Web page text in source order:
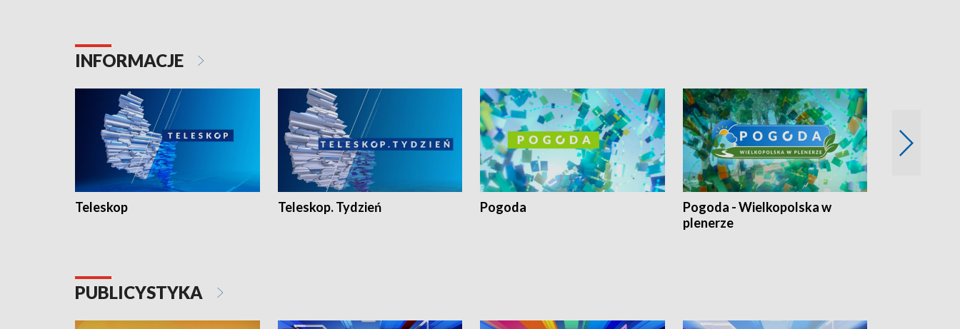
INFORMACJE
Teleskop Teleskop. Tydzień Pogoda
Pogoda - Wielkopolska w
plenerze
PUBLICYSTYKA